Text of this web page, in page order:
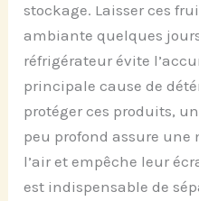
stockage. Laisser ces
ambiante quelques
réfrigérateur évite
principale cause de
protéger ces produits,
peu profond assure
l’air et empêche leur
est indispensable de